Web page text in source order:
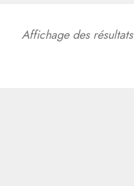
Affichage des résultats